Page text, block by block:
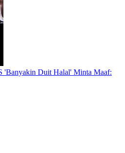
'Banyakin Duit Halal' Minta Maaf: